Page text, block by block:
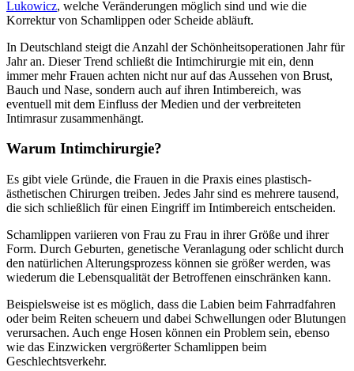
Lukowicz, welche Veränderungen möglich sind und wie die
Korrektur von Schamlippen oder Scheide abläuft.
In Deutschland steigt die Anzahl der Schönheitsoperationen Jahr für
Jahr an. Dieser Trend schließt die Intimchirurgie mit ein, denn
immer mehr Frauen achten nicht nur auf das Aussehen von Brust,
Bauch und Nase, sondern auch auf ihren Intimbereich, was
eventuell mit dem Einfluss der Medien und der verbreiteten
Intimrasur zusammenhängt.
Warum Intimchirurgie?
Es gibt viele Gründe, die Frauen in die Praxis eines plastisch-
ästhetischen Chirurgen treiben. Jedes Jahr sind es mehrere tausend,
die sich schließlich für einen Eingriff im Intimbereich entscheiden.
Schamlippen variieren von Frau zu Frau in ihrer Größe und ihrer
Form. Durch Geburten, genetische Veranlagung oder schlicht durch
den natürlichen Alterungsprozess können sie größer werden, was
wiederum die Lebensqualität der Betroffenen einschränken kann.
Beispielsweise ist es möglich, dass die Labien beim Fahrradfahren
oder beim Reiten scheuern und dabei Schwellungen oder Blutungen
verursachen. Auch enge Hosen können ein Problem sein, ebenso
wie das Einzwicken vergrößerter Schamlippen beim
Geschlechtsverkehr.